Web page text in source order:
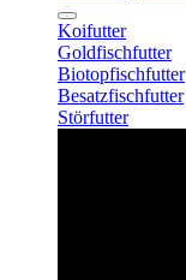
Koifutter
Goldfischfutter
Biotopfischfutter
Besatzfischfutter
Störfutter